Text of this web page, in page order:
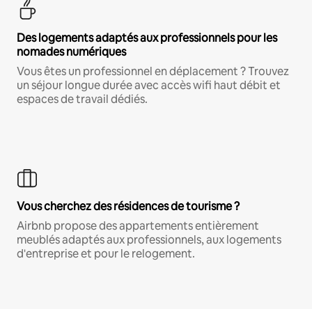
Des logements adaptés aux professionnels pour les
nomades numériques
Vous êtes un professionnel en déplacement ? Trouvez
un séjour longue durée avec accès wifi haut débit et
espaces de travail dédiés.
Vous cherchez des résidences de tourisme ?
Airbnb propose des appartements entièrement
meublés adaptés aux professionnels, aux logements
d'entreprise et pour le relogement.